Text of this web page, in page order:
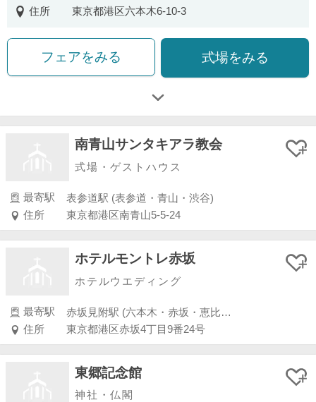
住所
東京都港区六本木6-10-3
フェアをみる 式場をみる
南青山サンタキアラ教会
式場・ゲストハウス
最寄駅
表参道駅 (表参道・青山・渋谷)
住所
東京都港区南青山5-5-24
ホテルモントレ赤坂
ホテルウエディング
最寄駅
赤坂見附駅 (六本木・赤坂・恵比寿・白金)
住所
東京都港区赤坂4丁目9番24号
東郷記念館
神社・仏閣